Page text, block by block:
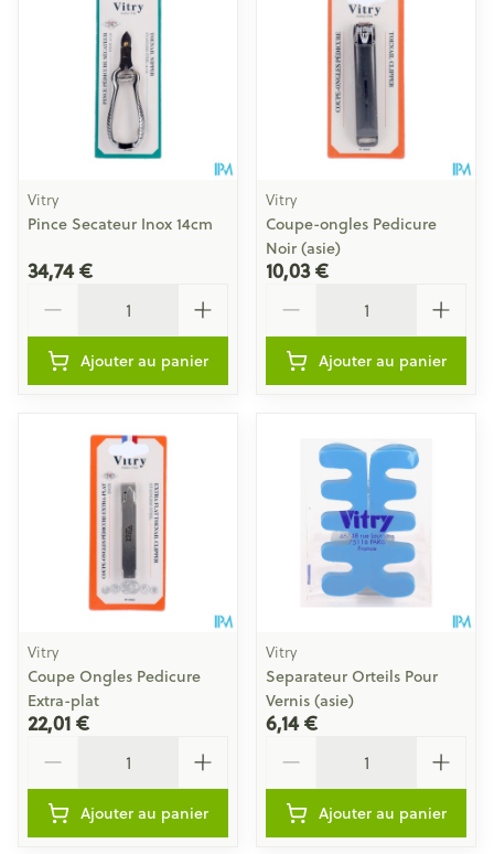
Vitry
Pince Secateur Inox 14cm
34,74 €
Ajouter au panier
Vitry
Coupe-ongles Pedicure
Noir (asie)
10,03 €
Ajouter au panier
Vitry
Coupe Ongles Pedicure
Extra-plat
22,01 €
Ajouter au panier
Vitry
Separateur Orteils Pour
Vernis (asie)
6,14 €
Ajouter au panier